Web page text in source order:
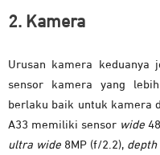
2. Kamera
Urusan kamera keduanya
sensor kamera yang
berlaku baik untuk kamera
A33 memiliki sensor wide
ultra wide 8MP (f/2.2), depth